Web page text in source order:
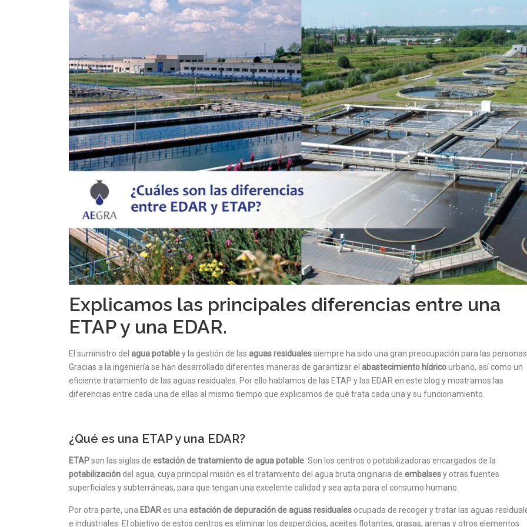
Explicamos las principales diferencias entre una
ETAP y una EDAR.
El suministro del agua potabley la gestión de las aguas residualessiempre ha sido una gran preocupación para las
Gracias a la ingeniería se han desarrollado diferentes maneras de garantizar el abastecimiento hídricourbano, así como un
eficiente tratamiento de las aguas residuales. Por ello hablamos de las ETAP y las EDAR en este blog y mostramos las
diferencias entre cada una de ellas al mismo tiempo que explicamos de qué trata cada una y su funcionamiento.
¿Qué es una ETAP y una EDAR?
ETAPson las siglas de estación de tratamiento de agua potable . Son los centros o potabilizadoras encargados de la
potabilización del agua, cuya principal misión es el tratamiento del agua bruta originaria de embalsesy otras fuentes
superficiales y subterráneas, para que tengan una excelente calidad y sea apta para el consumo humano.
Por otra parte, una EDARes una estación de depuración de aguas residuales ocupada de recoger y tratar las aguas
e industriales. El objetivo de estos centros es eliminar los desperdicios, aceites flotantes, grasas, arenas y otros elementos